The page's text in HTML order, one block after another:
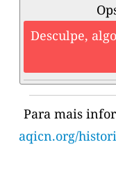
Desculpe,
Para mais
aqicn.org/